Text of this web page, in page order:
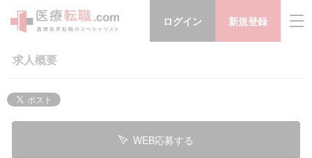
ログイン 新規登録
求人概要
WEB応募する